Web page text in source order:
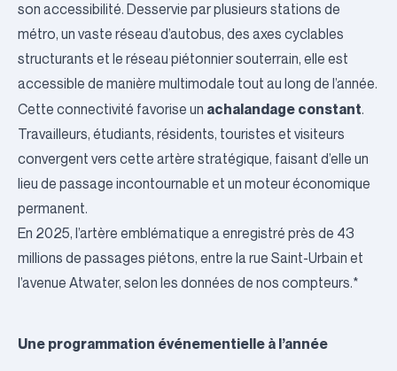
son accessibilité. Desservie par plusieurs stations de
métro, un vaste réseau d’autobus, des axes cyclables
structurants et le réseau piétonnier souterrain, elle est
accessible de manière multimodale tout au long de l’année.
Cette connectivité favorise un achalandage constant.
Travailleurs, étudiants, résidents, touristes et visiteurs
convergent vers cette artère stratégique, faisant d’elle un
lieu de passage incontournable et un moteur économique
permanent.
En 2025, l’artère emblématique a enregistré près de 43
millions de passages piétons, entre la rue Saint-Urbain et
l’avenue Atwater, selon les données de nos compteurs.*
Une programmation événementielle à l’année